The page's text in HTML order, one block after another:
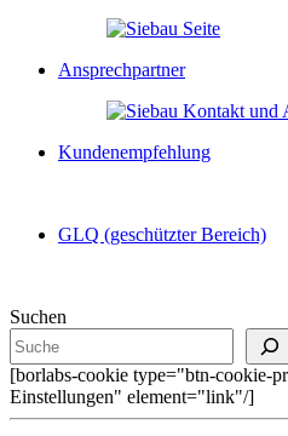
Ansprechpartner
Kundenempfehlung
GLQ (geschützter Bereich)
Suchen
[borlabs-cookie type="btn-cookie-
Einstellungen" element="link"/]